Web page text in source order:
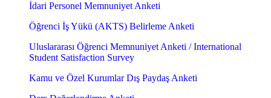
İdari Personel Memnuniyet Anketi
Öğrenci İş Yükü (AKTS) Belirleme Anketi
Uluslararası Öğrenci Memnuniyet Anketi / International
Student Satisfaction Survey
Kamu ve Özel Kurumlar Dış Paydaş Anketi